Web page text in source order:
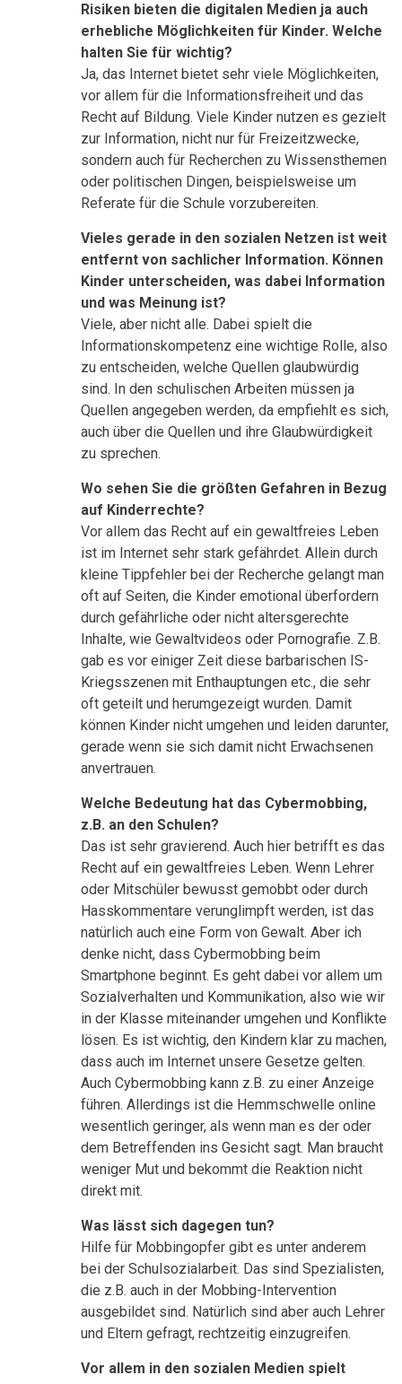
Risiken bieten die digitalen Medien ja auch
erhebliche Möglichkeiten für Kinder. Welche
halten Sie für wichtig?
Ja, das Internet bietet sehr viele Möglichkeiten,
vor allem für die Informationsfreiheit und das
Recht auf Bildung. Viele Kinder nutzen es gezielt
zur Information, nicht nur für Freizeitzwecke,
sondern auch für Recherchen zu Wissensthemen
oder politischen Dingen, beispielsweise um
Referate für die Schule vorzubereiten.
Vieles gerade in den sozialen Netzen ist weit
entfernt von sachlicher Information. Können
Kinder unterscheiden, was dabei Information
und was Meinung ist?
Viele, aber nicht alle. Dabei spielt die
Informationskompetenz eine wichtige Rolle, also
zu entscheiden, welche Quellen glaubwürdig
sind. In den schulischen Arbeiten müssen ja
Quellen angegeben werden, da empfiehlt es sich,
auch über die Quellen und ihre Glaubwürdigkeit
zu sprechen.
Wo sehen Sie die größten Gefahren in Bezug
auf Kinderrechte?
Vor allem das Recht auf ein gewaltfreies Leben
ist im Internet sehr stark gefährdet. Allein durch
kleine Tippfehler bei der Recherche gelangt man
oft auf Seiten, die Kinder emotional überfordern
durch gefährliche oder nicht altersgerechte
Inhalte, wie Gewaltvideos oder Pornografie. Z.B.
gab es vor einiger Zeit diese barbarischen IS-
Kriegsszenen mit Enthauptungen etc., die sehr
oft geteilt und herumgezeigt wurden. Damit
können Kinder nicht umgehen und leiden darunter,
gerade wenn sie sich damit nicht Erwachsenen
anvertrauen.
Welche Bedeutung hat das Cybermobbing,
z.B. an den Schulen?
Das ist sehr gravierend. Auch hier betrifft es das
Recht auf ein gewaltfreies Leben. Wenn Lehrer
oder Mitschüler bewusst gemobbt oder durch
Hasskommentare verunglimpft werden, ist das
natürlich auch eine Form von Gewalt. Aber ich
denke nicht, dass Cybermobbing beim
Smartphone beginnt. Es geht dabei vor allem um
Sozialverhalten und Kommunikation, also wie wir
in der Klasse miteinander umgehen und Konflikte
lösen. Es ist wichtig, den Kindern klar zu machen,
dass auch im Internet unsere Gesetze gelten.
Auch Cybermobbing kann z.B. zu einer Anzeige
führen. Allerdings ist die Hemmschwelle online
wesentlich geringer, als wenn man es der oder
dem Betreffenden ins Gesicht sagt. Man braucht
weniger Mut und bekommt die Reaktion nicht
direkt mit.
Was lässt sich dagegen tun?
Hilfe für Mobbingopfer gibt es unter anderem
bei der Schulsozialarbeit. Das sind Spezialisten,
die z.B. auch in der Mobbing-Intervention
ausgebildet sind. Natürlich sind aber auch Lehrer
und Eltern gefragt, rechtzeitig einzugreifen.
Vor allem in den sozialen Medien spielt